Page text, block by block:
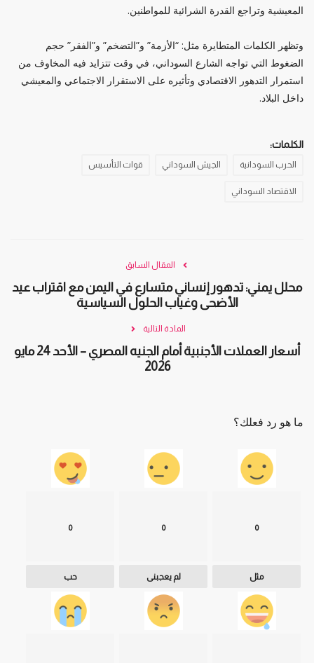
المعيشية وتراجع القدرة الشرائية للمواطنين.
وتظهر الكلمات المتطايرة مثل: “الأزمة” و”التضخم” و”الفقر” حجم
الضغوط التي تواجه الشارع السوداني، في وقت تتزايد فيه المخاوف من
استمرار التدهور الاقتصادي وتأثيره على الاستقرار الاجتماعي والمعيشي
داخل البلاد.
الكلمات:
الحرب السودانية الجيش السوداني قوات التأسيس
الاقتصاد السوداني
المقال السابق
محلل يمني: تدهور إنساني متسارع في اليمن مع اقتراب عيد
الأضحى وغياب الحلول السياسية
المادة التالية
أسعار العملات الأجنبية أمام الجنيه المصري – الأحد 24 مايو
2026
ما هو رد فعلك؟
0
مثل
0
لم يعجبنى
0
حب